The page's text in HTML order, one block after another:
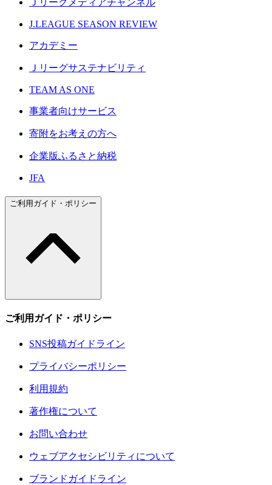
J.LEAGUE SEASON REVIEW
アカデミー
Ｊリーグサステナビリティ
TEAM AS ONE
事業者向けサービス
寄附をお考えの方へ
企業版ふるさと納税
JFA
ご利用ガイド・ポリシー
ご利用ガイド・ポリシー
SNS投稿ガイドライン
プライバシーポリシー
利用規約
著作権について
お問い合わせ
ウェブアクセシビリティについて
ブランドガイドライン